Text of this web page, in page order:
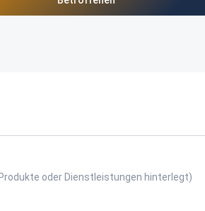
oder Dienstleistungen hinterlegt)